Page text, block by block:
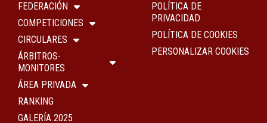
FEDERACIÓN
COMPETICIONES
CIRCULARES
ÁRBITROS-
MONITORES
ÁREA PRIVADA
RANKING
GALERÍA 2025
POLÍTICA DE
PRIVACIDAD
POLÍTICA DE COOKIES
PERSONALIZAR COOKIES